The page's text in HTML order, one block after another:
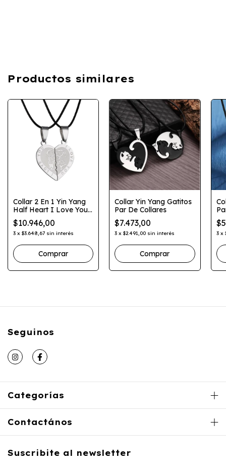
Productos similares
Collar 2 En 1 Yin Yang
Half Heart I Love You
Parejas Novios
$10.946,00
3 x $3.648,67 sin interés
Collar Yin Yang Gatitos
Par De Collares
$7.473,00
3 x$2.491,00 sin interés
Comprar
3 x
Seguinos
Categorías
Contactános
Suscribite al newsletter